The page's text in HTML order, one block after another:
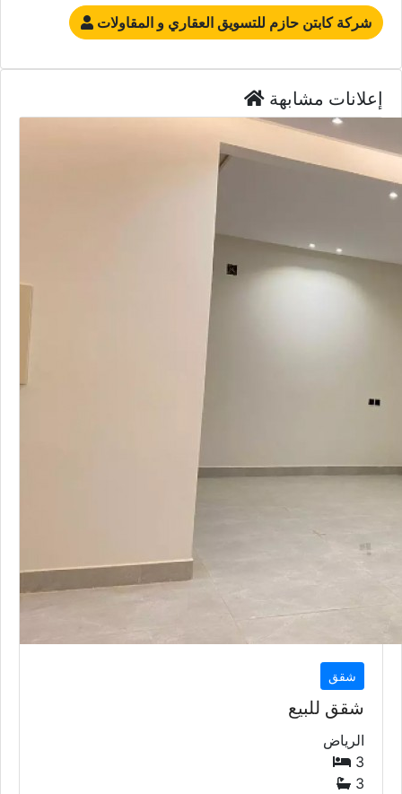
شركة كابتن حازم للتسويق العقاري و المقاولات
إعلانات مشابهة
شقق
شقق للبيع
الرياض
3
3